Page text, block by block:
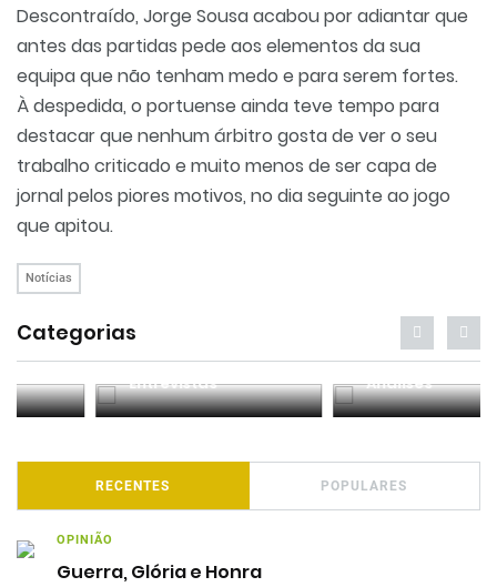
Descontraído, Jorge Sousa acabou por adiantar que
antes das partidas pede aos elementos da sua
equipa que não tenham medo e para serem fortes.
À despedida, o portuense ainda teve tempo para
destacar que nenhum árbitro gosta de ver o seu
trabalho criticado e muito menos de ser capa de
jornal pelos piores motivos, no dia seguinte ao jogo
que apitou.
Notícias
Categorias
Entrevistas Análises
RECENTES POPULARES
OPINIÃO
Guerra, Glória e Honra